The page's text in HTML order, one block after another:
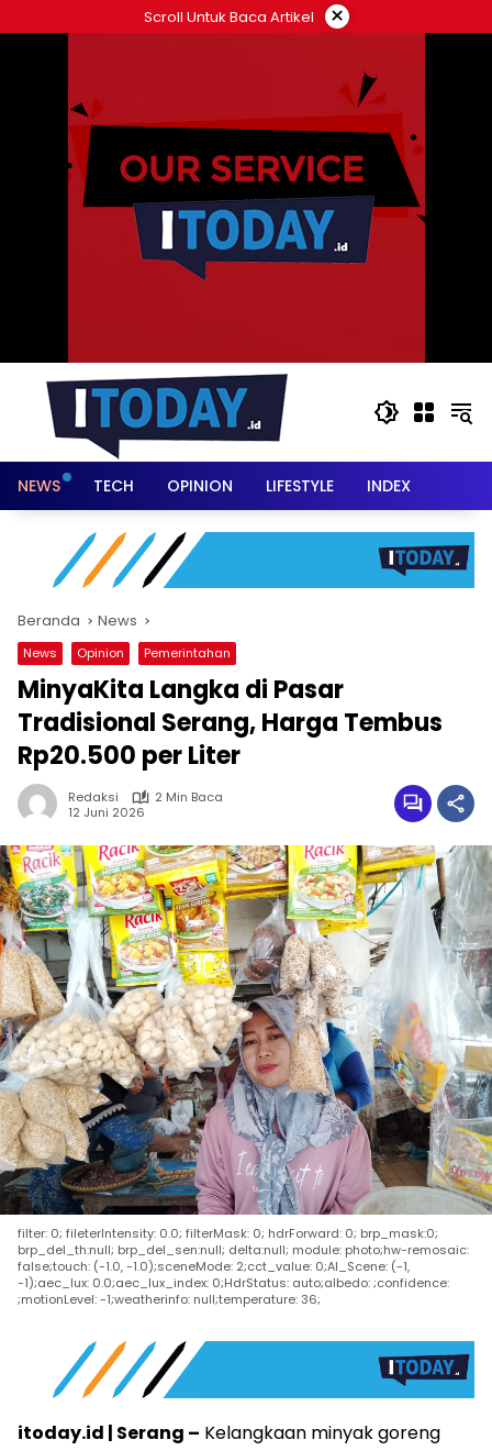
ke
Scroll Untuk Baca Artikel ×
NEWS TECH OPINION LIFESTYLE INDEX
Beranda News
News Opinion Pemerintahan
MinyaKita Langka di Pasar
Tradisional Serang, Harga Tembus
Rp20.500 per Liter
Redaksi
2 Min Baca
12 Juni 2026
filter: 0; fileterIntensity: 0.0; filterMask: 0; hdrForward: 0; brp_mask:0;
brp_del_th:null; brp_del_sen:null; delta:null; module: photo;hw-remosaic:
false;touch: (-1.0, -1.0);sceneMode: 2;cct_value: 0;AI_Scene: (-1,
-1);aec_lux: 0.0;aec_lux_index: 0;HdrStatus: auto;albedo: ;confidence:
;motionLevel: -1;weatherinfo: null;temperature: 36;
itoday.id | Serang – Kelangkaan minyak goreng